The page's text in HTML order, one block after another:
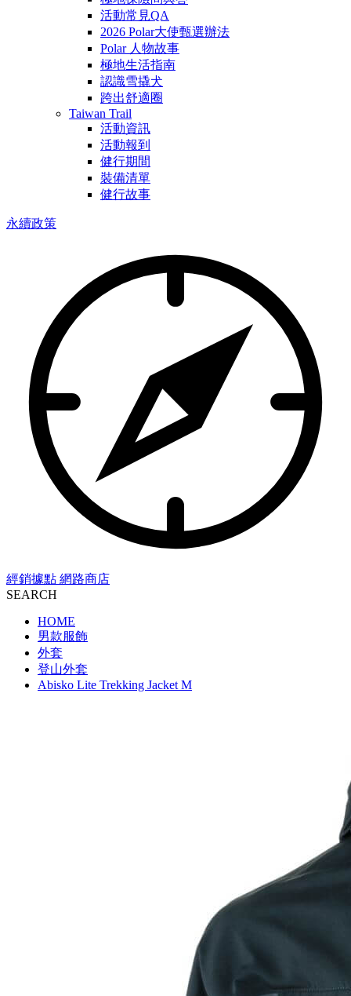
活動常見QA
2026 Polar大使甄選辦法
Polar 人物故事
極地生活指南
認識雪撬犬
跨出舒適圈
Taiwan Trail
活動資訊
活動報到
健行期間
裝備清單
健行故事
永續政策
經銷據點 網路商店
SEARCH
HOME
男款服飾
外套
登山外套
Abisko Lite Trekking Jacket M